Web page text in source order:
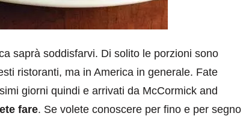
saprà soddisfarvi. Di solito le porzioni sono
ristoranti, ma in America in generale. Fate
giorni quindi e arrivati da McCormick and
fare. Se volete conoscere per fino e per segno